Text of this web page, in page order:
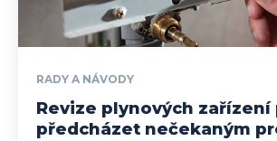
RADY A NÁVODY
Revize plynových
předcházet nečekaným